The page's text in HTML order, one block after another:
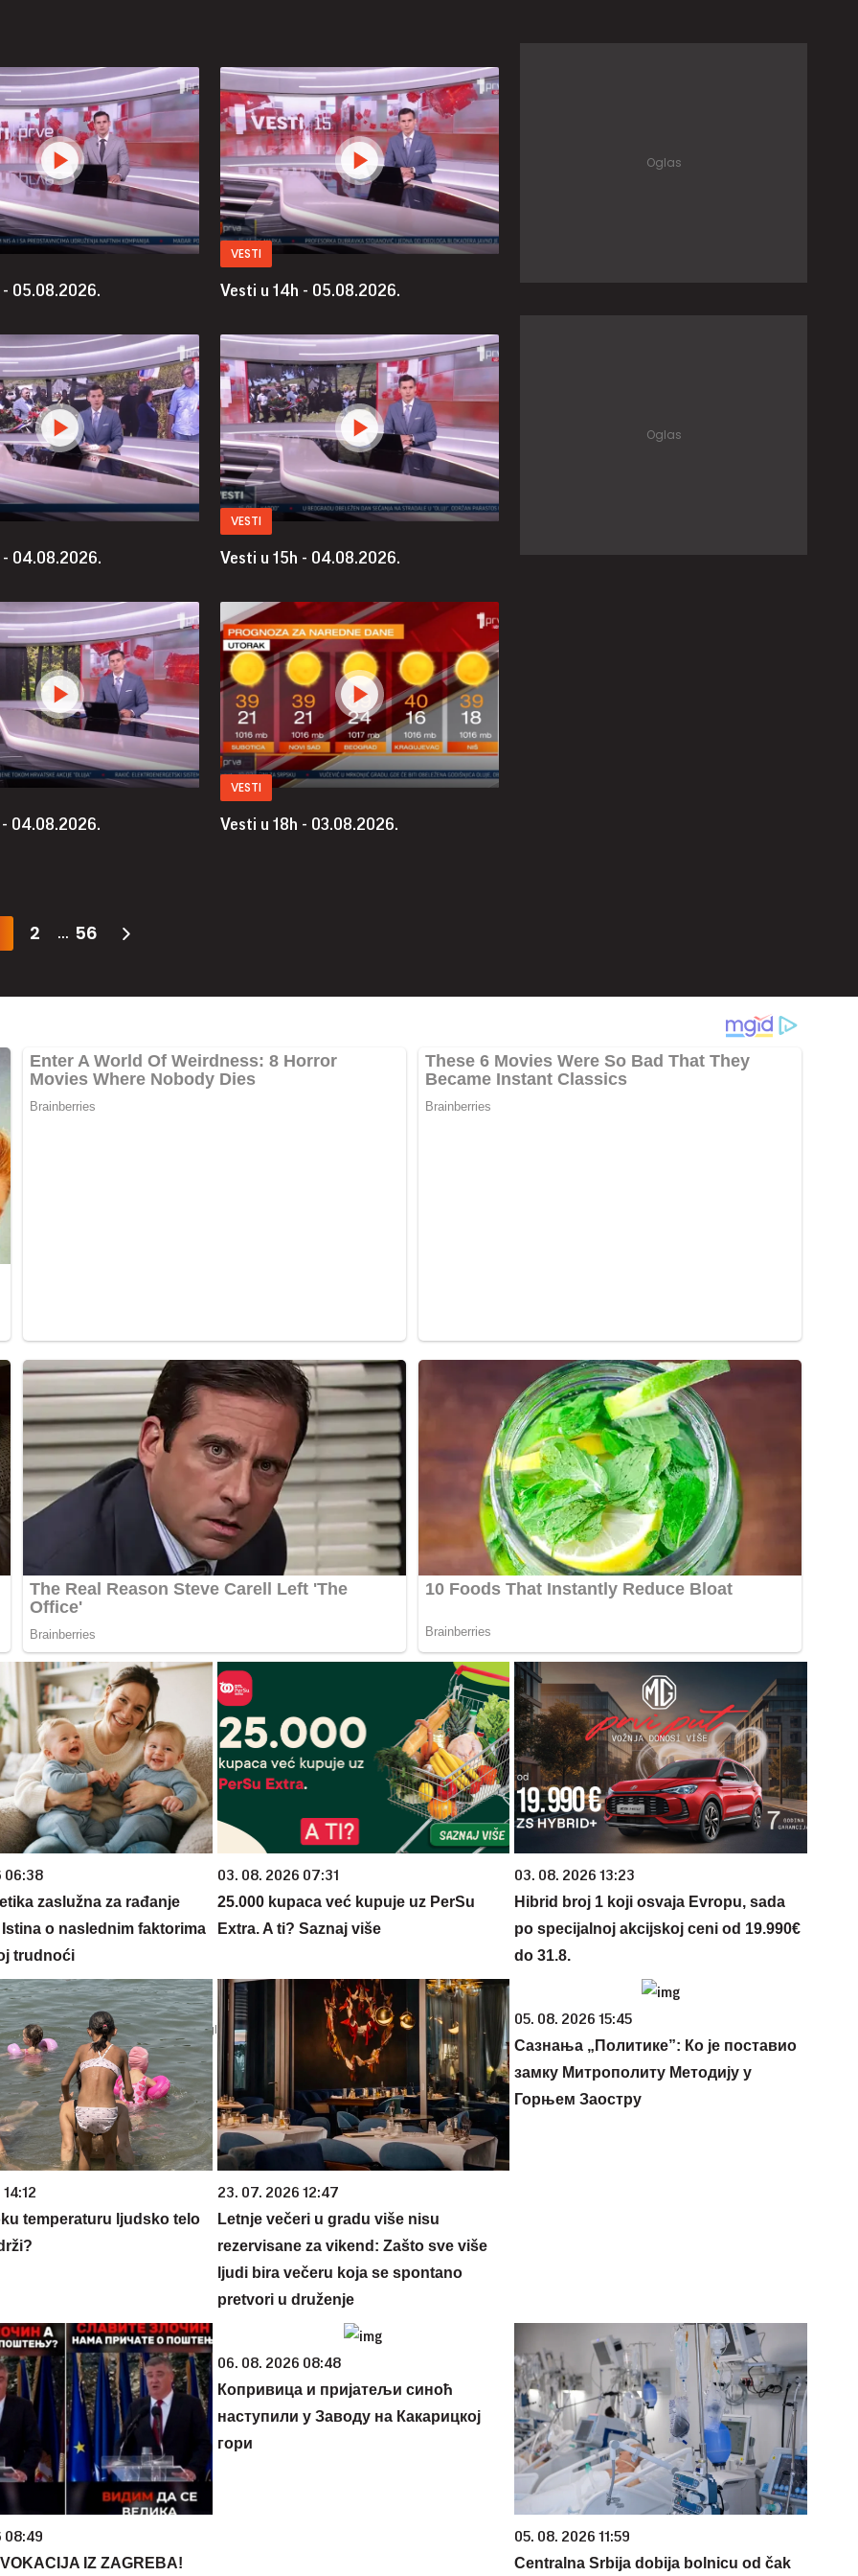
- 05.08.2026.
VESTI
Vesti u 14h - 05.08.2026.
- 04.08.2026.
VESTI
Vesti u 15h - 04.08.2026.
- 04.08.2026.
VESTI
Vesti u 18h - 03.08.2026.
2 ... 56
06:38
zaslužna za rađanje
o naslednim faktorima
trudnoći
03. 08. 2026 07:31
25.000 kupaca već kupuje uz PerSu
Extra. A ti? Saznaj više
03. 08. 2026 13:23
Hibrid broj 1 koji osvaja Evropu, sada
po specijalnoj akcijskoj ceni od 19.990€
do 31.8.
temperaturu ljudsko telo
23. 07. 2026 12:47
Letnje večeri u gradu više nisu
rezervisane za vikend: Zašto sve više
ljudi bira večeru koja se spontano
pretvori u druženje
05. 08. 2026 15:45
Сазнања „Политике”: Ко је поставио
замку Митрополиту Методију у
Горњем Заостру
08:49
IZ ZAGREBA!
06. 08. 2026 08:48
Копривица и пријатељи синоћ
наступили у Заводу на Какарицкој
гори
05. 08. 2026 11:59
Centralna Srbija dobija bolnicu od čak